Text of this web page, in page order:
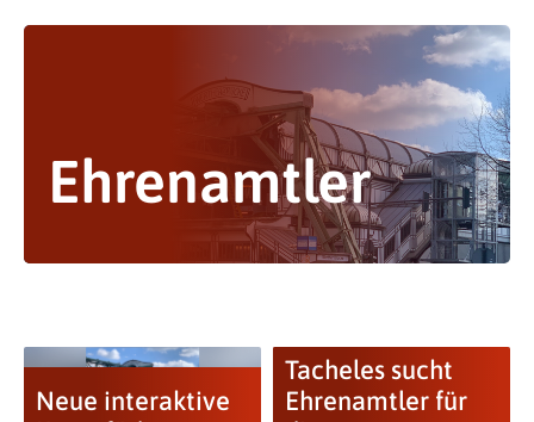
Ehrenamtler
Neue interaktive
Tacheles sucht
Ehrenamtler für